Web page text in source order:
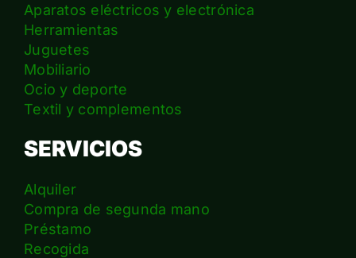
Aparatos eléctricos y electrónica
Herramientas
Juguetes
Mobiliario
Ocio y deporte
Textil y complementos
SERVICIOS
Alquiler
Compra de segunda mano
Préstamo
Recogida